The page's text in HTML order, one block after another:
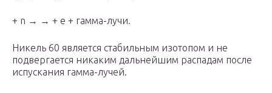
+ n → → + e + гамма-лучи.
Никель 60 является стабильным изотопом и не
подвергается никаким дальнейшим распадам после
испускания гамма-лучей.